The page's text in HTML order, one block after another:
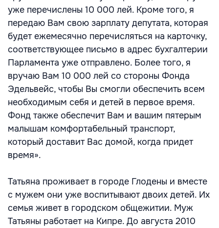
уже перечислены 10 000 лей. Кроме того, я
передаю Вам свою зарплату депутата, которая
будет ежемесячно перечисляться на карточку,
соответствующее письмо в адрес бухгалтерии
Парламента уже отправлено. Более того, я
вручаю Вам 10 000 лей со стороны Фонда
Эдельвейс, чтобы Вы смогли обеспечить всем
необходимым себя и детей в первое время.
Фонд также обеспечит Вам и вашим пятерым
малышам комфортабельный транспорт,
который доставит Вас домой, когда придет
время».
Татьяна проживает в городе Глодены и вместе
с мужем они уже воспитывают двоих детей. Их
семья живет в городском общежитии. Муж
Татьяны работает на Кипре. До августа 2010